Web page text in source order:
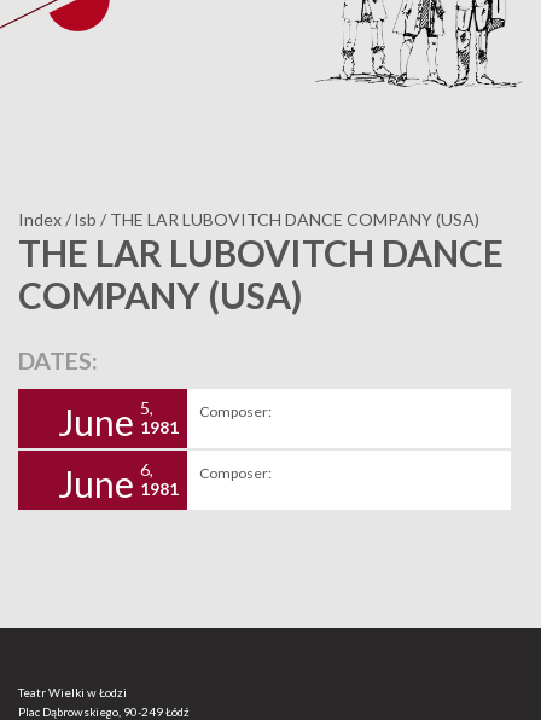
Index/lsb / THE LAR LUBOVITCH DANCE COMPANY (USA)
THE LAR LUBOVITCH DANCE
COMPANY (USA)
DATES:
June 5,
1981
Composer:
June 6,
1981
Composer:
Teatr Wielki w Łodzi
Plac Dąbrowskiego, 90-249 Łódź